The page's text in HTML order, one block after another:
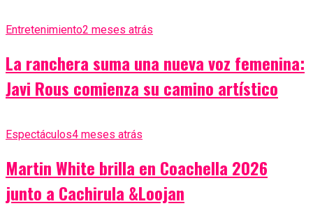
Entretenimiento2 meses atrás
La ranchera suma una nueva voz femenina:
Javi Rous comienza su camino artístico
Espectáculos4 meses atrás
Martin White brilla en Coachella 2026
junto a Cachirula &Loojan